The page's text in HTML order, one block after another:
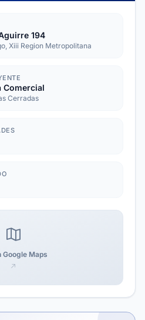
194
Xiii Region Metropolitana
Comercial
Cerradas
Google Maps